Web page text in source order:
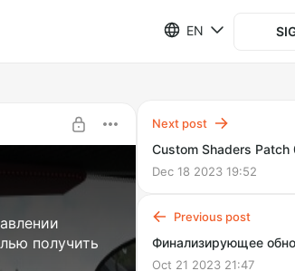
EN
получить
Next post
Custom Shaders Patch
Dec 18 2023 19:52
Previous post
Финализирующее
Oct 21 2023 21:47